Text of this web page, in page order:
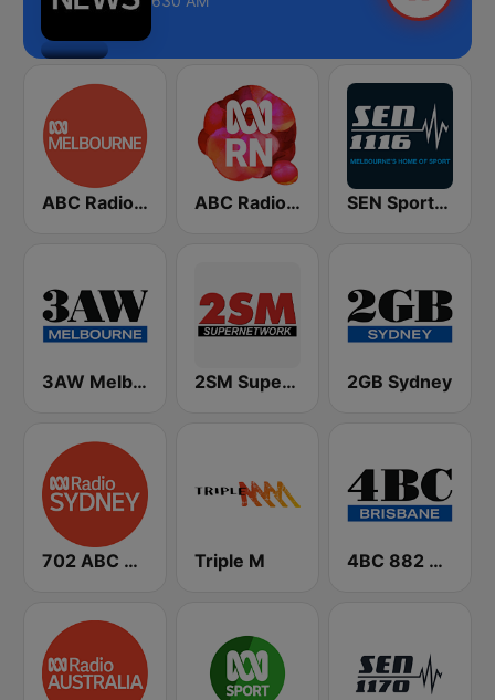
ABC Radio Melbourne ABC Radio National SEN Sports 1116 AM
3AW Melbourne 2SM Super Radio 2GB Sydney
702 ABC Sydney Triple M 4BC 882 Brisbane